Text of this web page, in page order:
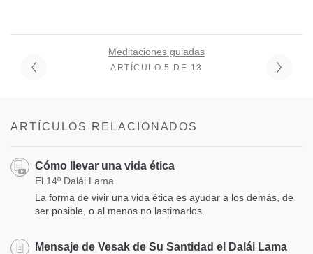
Meditaciones guiadas
ARTÍCULO 5 DE 13
ARTÍCULOS RELACIONADOS
Cómo llevar una vida ética
El 14º Dalái Lama
La forma de vivir una vida ética es ayudar a los demás, de
ser posible, o al menos no lastimarlos.
Mensaje de Vesak de Su Santidad el Dalái Lama